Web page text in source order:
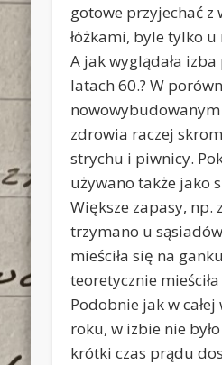
gotowe przyjechać z
łóżkami, byle tylko
A jak wyglądała izba
latach 60.? W
zdrowia raczej
strychu i piwnicy.
używano także jako
Większe zapasy, np.
trzymano u
mieściła się na
teoretycznie mieściła
Podobnie jak w
roku, w izbie nie
krótki czas prądu